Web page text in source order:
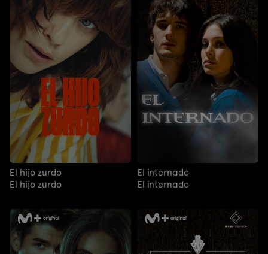
El hijo zurdo
El hijo zurdo
El internado
El internado